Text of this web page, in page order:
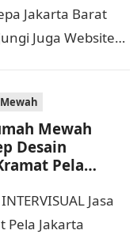
Jakarta Barat
Juga Website
Mewah
Desain
Pela
Jasa
Jakarta